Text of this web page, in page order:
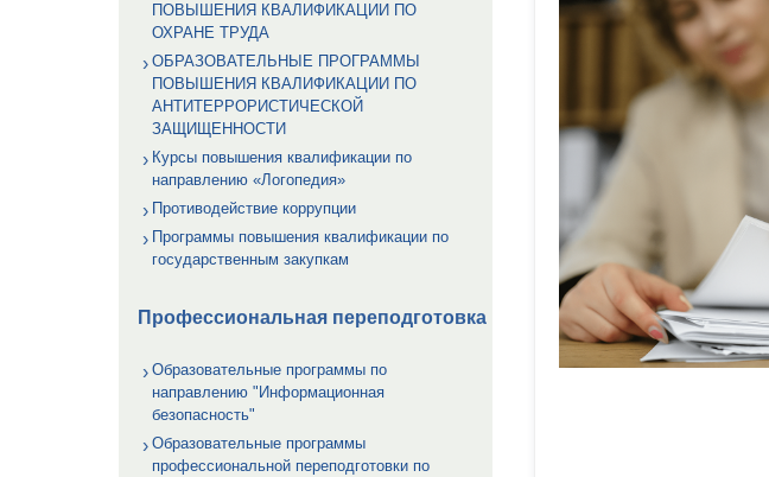
ПОВЫШЕНИЯ КВАЛИФИКАЦИИ ПО
ОХРАНЕ ТРУДА
ОБРАЗОВАТЕЛЬНЫЕ ПРОГРАММЫ
ПОВЫШЕНИЯ КВАЛИФИКАЦИИ ПО
АНТИТЕРРОРИСТИЧЕСКОЙ
ЗАЩИЩЕННОСТИ
Курсы повышения квалификации по
направлению «Логопедия»
Противодействие коррупции
Программы повышения квалификации по
государственным закупкам
Профессиональная переподготовка
Образовательные программы по
направлению "Информационная
безопасность"
Образовательные программы
профессиональной переподготовки по